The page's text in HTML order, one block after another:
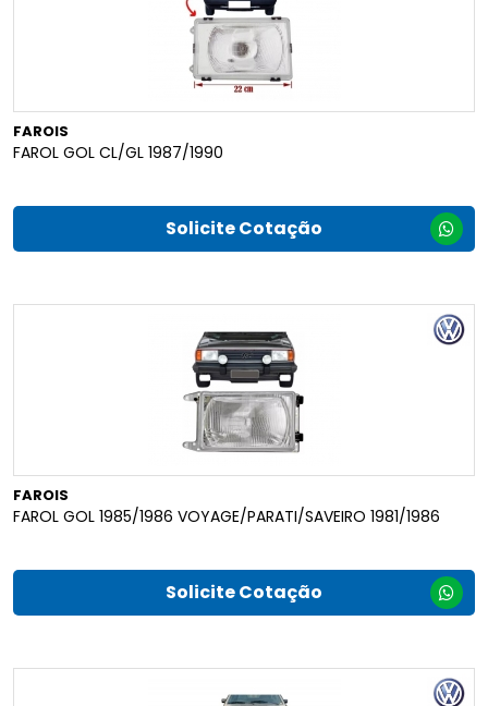
FAROIS
FAROL GOL CL/GL 1987/1990
Solicite Cotação
FAROIS
FAROL GOL 1985/1986 VOYAGE/PARATI/SAVEIRO 1981/1986
Solicite Cotação